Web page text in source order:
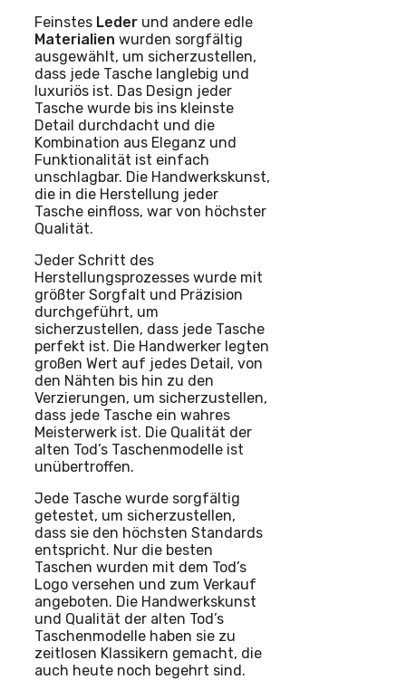
Feinstes Leder und andere edle
Materialien wurden sorgfältig
ausgewählt, um sicherzustellen,
dass jede Tasche langlebig und
luxuriös ist. Das Design jeder
Tasche wurde bis ins kleinste
Detail durchdacht und die
Kombination aus Eleganz und
Funktionalität ist einfach
unschlagbar. Die Handwerkskunst,
die in die Herstellung jeder
Tasche einfloss, war von höchster
Qualität.
Jeder Schritt des
Herstellungsprozesses wurde mit
größter Sorgfalt und Präzision
durchgeführt, um
sicherzustellen, dass jede Tasche
perfekt ist. Die Handwerker legten
großen Wert auf jedes Detail, von
den Nähten bis hin zu den
Verzierungen, um sicherzustellen,
dass jede Tasche ein wahres
Meisterwerk ist. Die Qualität der
alten Tod’s Taschenmodelle ist
unübertroffen.
Jede Tasche wurde sorgfältig
getestet, um sicherzustellen,
dass sie den höchsten Standards
entspricht. Nur die besten
Taschen wurden mit dem Tod’s
Logo versehen und zum Verkauf
angeboten. Die Handwerkskunst
und Qualität der alten Tod’s
Taschenmodelle haben sie zu
zeitlosen Klassikern gemacht, die
auch heute noch begehrt sind.